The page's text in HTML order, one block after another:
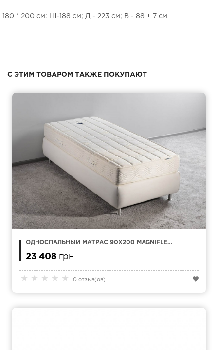
180 * 200 см: Ш-188 см; Д - 223 см; В - 88 + 7 см
С ЭТИМ ТОВАРОМ ТАКЖЕ ПОКУПАЮТ
★ ★ ★ ★ ★ 0 отзыв(ов)
ОДНОСПАЛЬНЫЙ МАТРАС 90Х200 MAGNIFLEX
23 408 грн